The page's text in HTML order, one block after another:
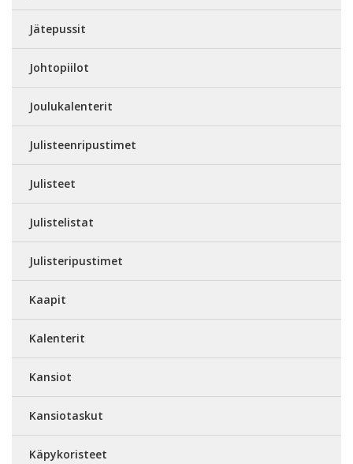
Jätepussit
Johtopiilot
Joulukalenterit
Julisteenripustimet
Julisteet
Julistelistat
Julisteripustimet
Kaapit
Kalenterit
Kansiot
Kansiotaskut
Käpykoristeet